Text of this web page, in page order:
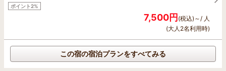
ポイント2%
7,500円(税込)～/ 人
(大人2名利用時)
この宿の宿泊プランをすべてみる